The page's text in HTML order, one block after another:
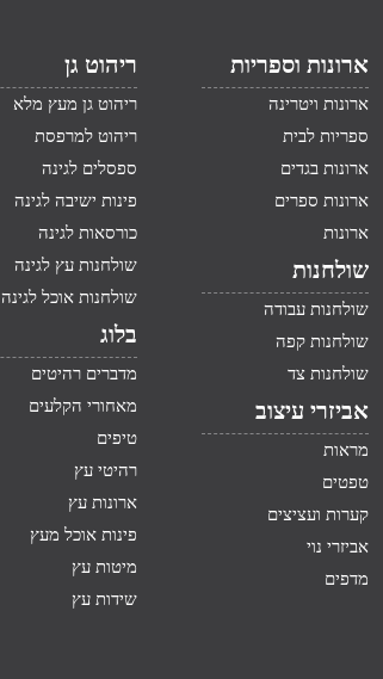
ארונות וספריות
ארונות ויטרינה
ספריות לבית
ארונות בגדים
ארונות ספרים
ארונות
שולחנות
שולחנות עבודה
שולחנות קפה
שולחנות צד
אביזרי עיצוב
מראות
טפטים
קערות ועציצים
אביזרי נוי
מדפים
ריהוט גן
ריהוט גן מעץ מלא
ריהוט למרפסת
ספסלים לגינה
פינות ישיבה לגינה
כורסאות לגינה
שולחנות עץ לגינה
שולחנות אוכל לגינה
בלוג
מדברים רהיטים
מאחורי הקלעים
טיפים
רהיטי עץ
ארונות עץ
פינות אוכל מעץ
מיטות עץ
שידות עץ